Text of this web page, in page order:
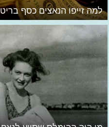
למה זייפו הנאצים כסף